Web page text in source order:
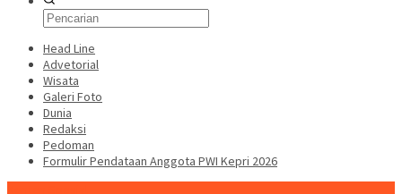
Head Line
Advetorial
Wisata
Galeri Foto
Dunia
Redaksi
Pedoman
Formulir Pendataan Anggota PWI Kepri 2026